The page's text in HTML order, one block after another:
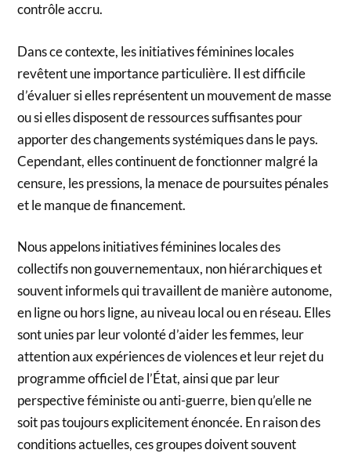
contrôle accru.
Dans ce contexte, les initiatives féminines locales
revêtent une importance particulière. Il est difficile
d’évaluer si elles représentent un mouvement de masse
ou si elles disposent de ressources suffisantes pour
apporter des changements systémiques dans le pays.
Cependant, elles continuent de fonctionner malgré la
censure, les pressions, la menace de poursuites pénales
et le manque de financement.
Nous appelons initiatives féminines locales des
collectifs non gouvernementaux, non hiérarchiques et
souvent informels qui travaillent de manière autonome,
en ligne ou hors ligne, au niveau local ou en réseau. Elles
sont unies par leur volonté d’aider les femmes, leur
attention aux expériences de violences et leur rejet du
programme officiel de l’État, ainsi que par leur
perspective féministe ou anti-guerre, bien qu’elle ne
soit pas toujours explicitement énoncée. En raison des
conditions actuelles, ces groupes doivent souvent